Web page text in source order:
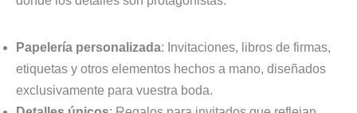
Papelería personalizada: Invitaciones, libros de firmas,
etiquetas y otros elementos hechos a mano, diseñados
exclusivamente para vuestra boda.